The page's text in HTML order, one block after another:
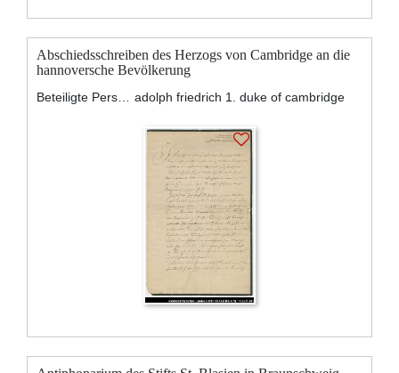
Abschiedsschreiben des Herzogs von Cambridge an die
hannoversche Bevölkerung
adolph friedrich 1. duke of cambridge